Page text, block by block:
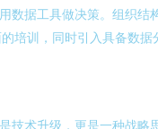
数据工具做决策。组织结
培训，同时引入具备数据
技术升级，更是一种战略